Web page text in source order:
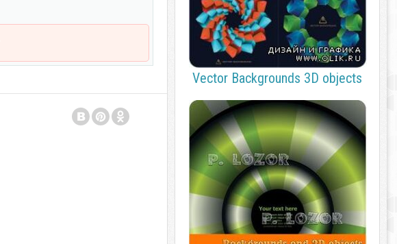
Vector Backgrounds 3D objects